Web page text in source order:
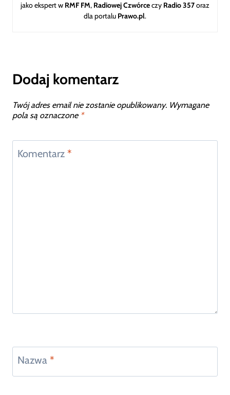
jako ekspert w RMF FM, Radiowej Czwórceczy Radio 357oraz
dla portalu Prawo.pl.
Dodaj komentarz
Twój adres email nie zostanie opublikowany. Wymagane
pola są oznaczone *
Komentarz *
Nazwa *